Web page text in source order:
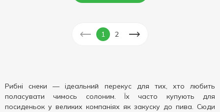
1 2
Рибні снеки — ідеальний перекус для тих, хто любить
поласувати чимось солоним. Їх часто купують для
посиденьок у великих компаніях як закуску до пива. Сюди